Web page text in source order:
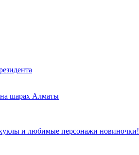
шарах Алматы
и любимые персонажи новиночки!